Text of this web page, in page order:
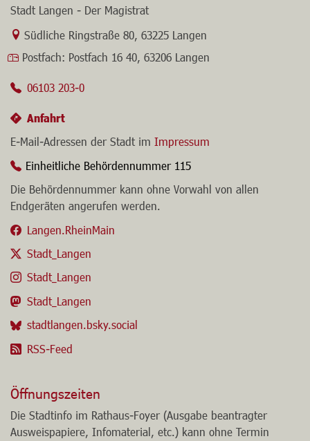
Stadt Langen - Der Magistrat
Link zur Google-Maps Navigation
Südliche Ringstraße 80, 63225 Langen
Postfach: Postfach 16 40, 63206 Langen
06103 203-0
Anfahrt
E-Mail-Adressen der Stadt im Impressum
Einheitliche Behördennummer 115
Die Behördennummer kann ohne Vorwahl von allen
Endgeräten angerufen werden.
Langen.RheinMain
Stadt_Langen
Stadt_Langen
Stadt_Langen
stadtlangen.bsky.social
RSS-Feed
Öffnungszeiten
Die Stadtinfo im Rathaus-Foyer (Ausgabe beantragter
Ausweispapiere, Infomaterial, etc.) kann ohne Termin